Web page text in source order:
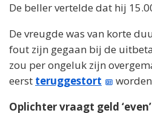
De beller vertelde dat hij
De vreugde was van korte
fout zijn gegaan bij de
zou per ongeluk zijn
eerst teruggestort
Oplichter vraagt geld